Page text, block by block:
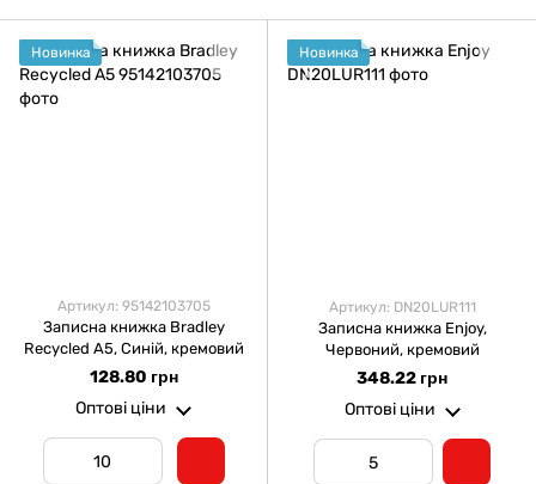
Новинка
Артикул: 95142103705
Записна книжка Bradley
Recycled А5, Синій, кремовий
128.80 грн
Оптові ціни
Новинка
.
Артикул: DN20LUR111
Записна книжка Enjoy,
Червоний, кремовий
348.22 грн
Оптові ціни